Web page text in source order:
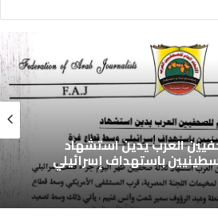
العرب يدين استشهاد
باستهداف إسرائيلي